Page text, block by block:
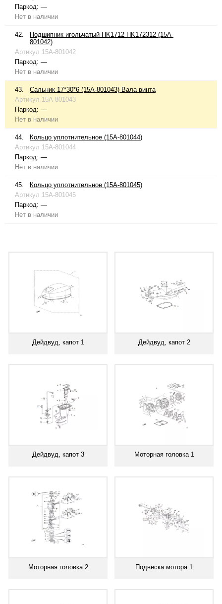
Паркод: —
Нет в наличии
42.
Подшипник игольчатый HK1712 HK172312 (15A-
801042)
Артикул 15A-801042
Паркод: —
Нет в наличии
43.
Сальник 17*30*6 (15A-801043) Вала винта
Артикул 15A-801043
Паркод: —
Нет в наличии
44.
Кольцо уплотнительное (15A-801044)
Артикул 15A-801044
Паркод: —
Нет в наличии
45.
Кольцо уплотнительное (15A-801045)
Артикул 15A-801045
Паркод: —
Нет в наличии
Дейдвуд, капот 1 Дейдвуд, капот 2
Дейдвуд, капот 3 Моторная головка 1
Моторная головка 2 Подвеска мотора 1